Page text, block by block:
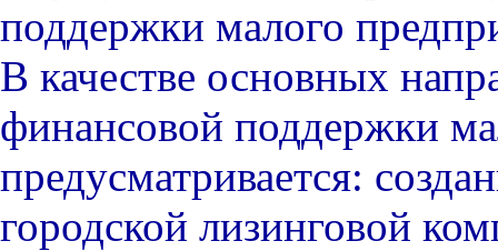
поддержки малого
В качестве основных
финансовой поддержки
предусматривается:
городской лизинговой